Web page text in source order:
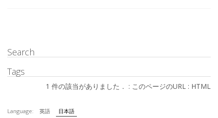
Search
Tags
1 件の該当がありました． : このページのURL : HTML
Language: 英語
日本語